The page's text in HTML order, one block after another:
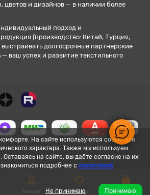
На сайте используются cookie для
характера. Также мы используем
на сайте, вы даёте согласие на их
подробнее с политикой
Не принимаю Принимаю
цветов и дизайнов — в наличии более
подход и
(производство: Китай, Турция,
долгосрочные партнерские
ваш успех и развитие текстильного
Аккаунт Закладки Корзина